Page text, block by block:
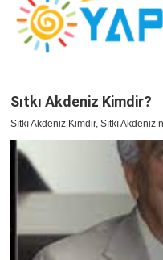
Sıtkı Akdeniz Kimdir?
Sıtkı Akdeniz Kimdir, Sıtkı Akdeniz